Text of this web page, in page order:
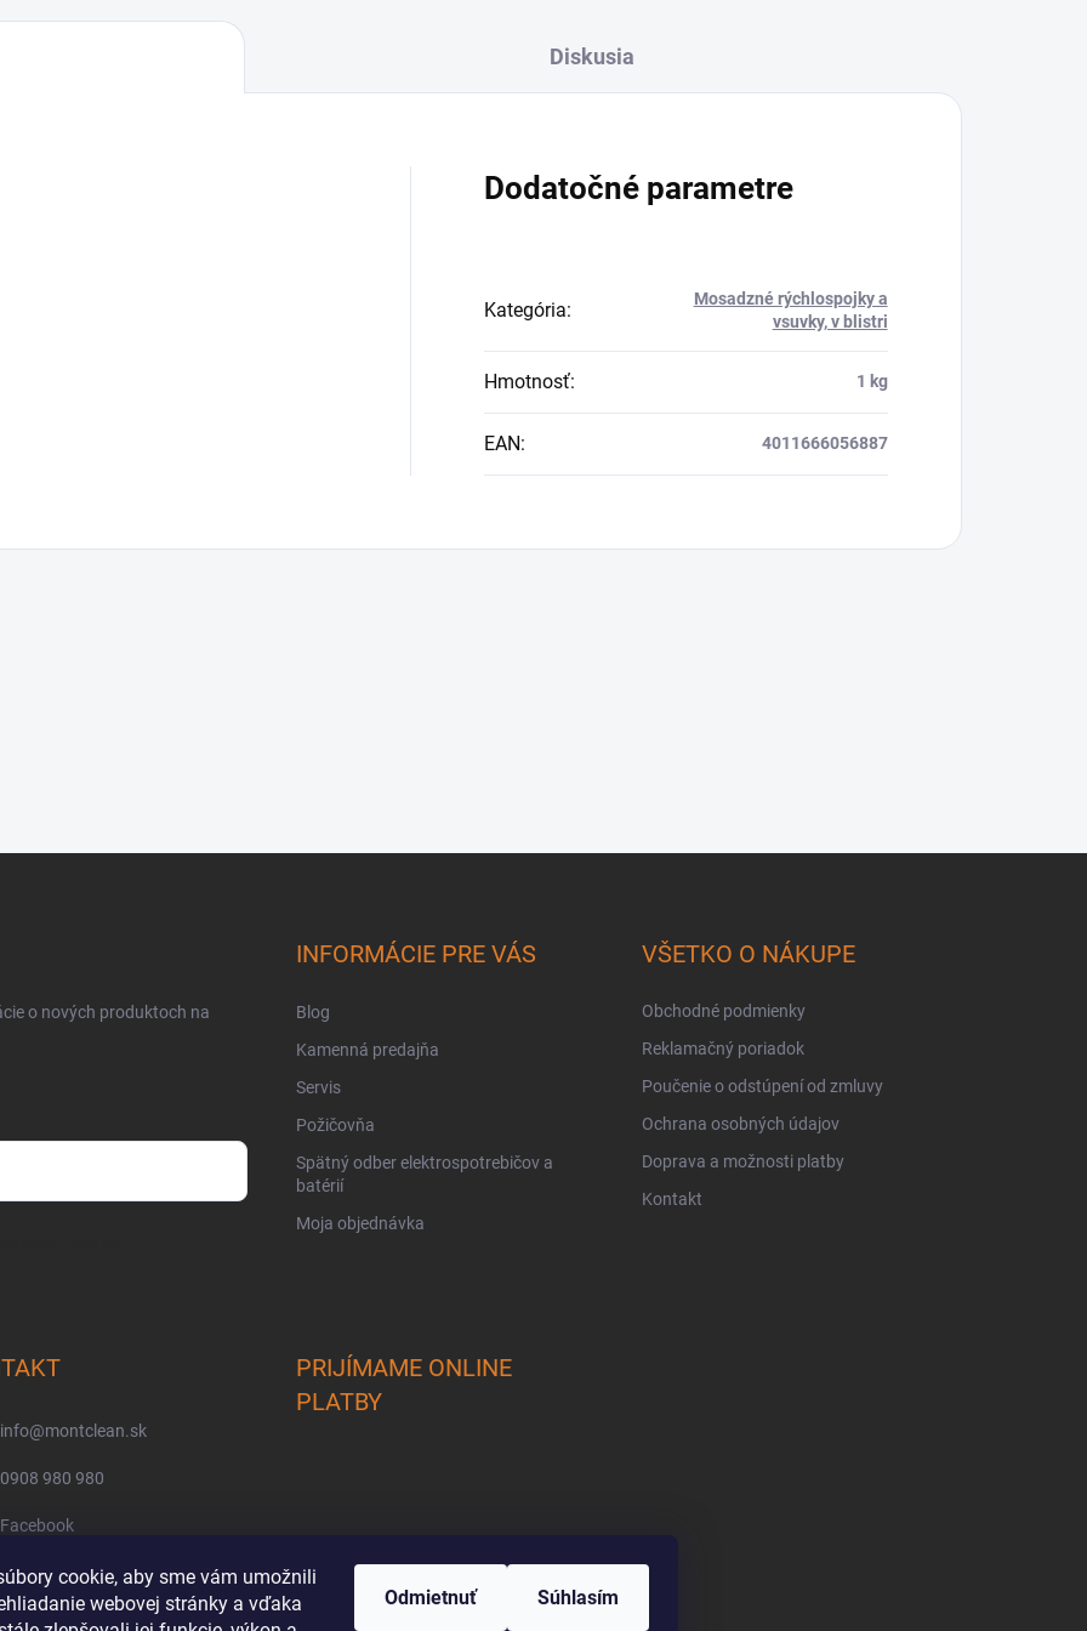
cookie, aby sme vám umožnili
webovej stránky a vďaka
Odmietnuť Súhlasím
Diskusia
Dodatočné parametre
Kategória:
Mosadzné rýchlospojky a
vsuvky, v blistri
Hmotnosť: 1 kg
EAN: 4011666056887
o nových produktoch na
INFORMÁCIE PRE VÁS
Blog
Kamenná predajňa
Servis
Požičovňa
Spätný odber elektrospotrebičov a
batérií
Moja objednávka
VŠETKO O NÁKUPE
Obchodné podmienky
Reklamačný poriadok
Poučenie o odstúpení od zmluvy
Ochrana osobných údajov
Doprava a možnosti platby
Kontakt
info@montclean.sk
0908 980 980
Facebook
montclean/
PRIJÍMAME ONLINE
PLATBY